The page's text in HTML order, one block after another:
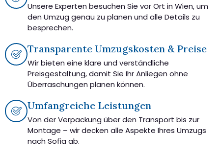
Unsere Experten besuchen Sie vor Ort in Wien, um
den Umzug genau zu planen und alle Details zu
besprechen.
Transparente Umzugskosten & Preise
Wir bieten eine klare und verständliche
Preisgestaltung, damit Sie Ihr Anliegen ohne
Überraschungen planen können.
Umfangreiche Leistungen
Von der Verpackung über den Transport bis zur
Montage – wir decken alle Aspekte Ihres Umzugs
nach Sofia ab.